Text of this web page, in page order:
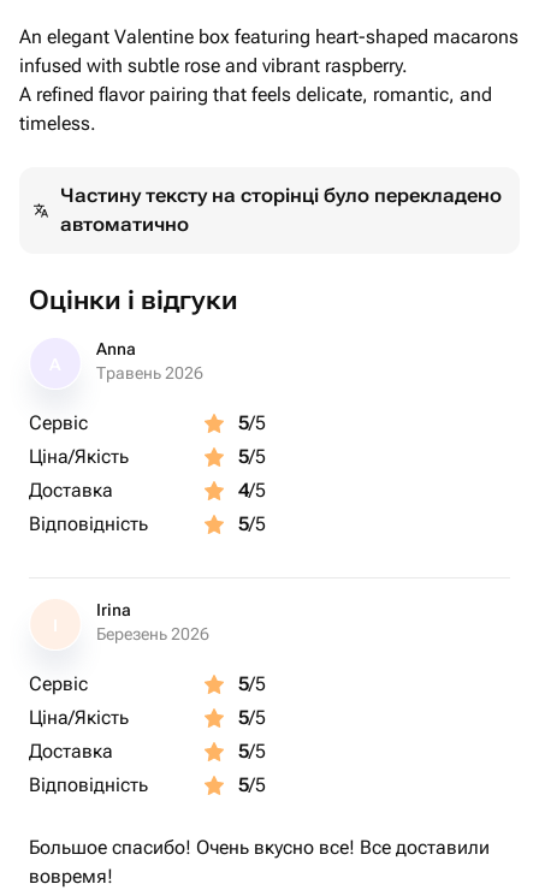
An elegant Valentine box featuring heart-shaped macarons
infused with subtle rose and vibrant raspberry.
A refined flavor pairing that feels delicate, romantic, and
timeless.
Частину тексту на сторінці було перекладено
автоматично
Оцінки і відгуки
Anna
Травень 2026
Сервіс 5/5
Ціна/Якість
5/5
Доставка
4/5
Відповідність
5/5
I
Irina
Березень 2026
Сервіс 5/5
Ціна/Якість
5/5
Доставка
5/5
Відповідність
5/5
Большое спасибо! Очень вкусно все! Все доставили
вовремя!